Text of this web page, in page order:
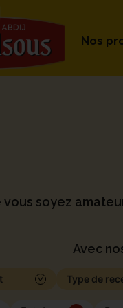
Nos
vous soyez
Avec
Type de